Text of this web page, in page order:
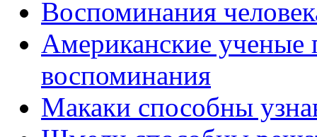
Воспоминания
Американские ученые
воспоминания
Макаки способны